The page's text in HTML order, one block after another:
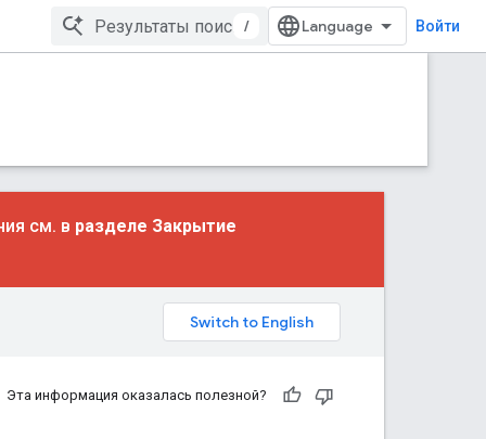
/ Войти
см. в разделе Закрытие
Эта информация оказалась полезной?